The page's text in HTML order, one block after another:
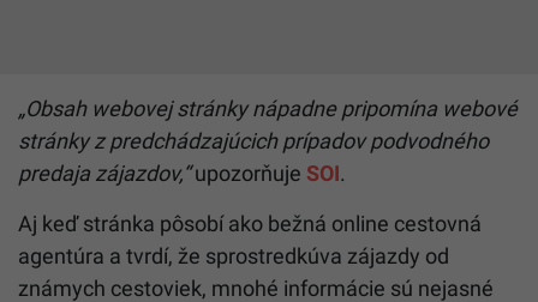
„Obsah webovej stránky nápadne pripomína webové
stránky z predchádzajúcich prípadov podvodného
predaja zájazdov,“upozorňuje SOI.
Aj keď stránka pôsobí ako bežná online cestovná
agentúra a tvrdí, že sprostredkúva zájazdy od
známych cestoviek, mnohé informácie sú nejasné